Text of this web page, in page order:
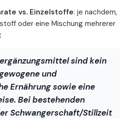
vs. Einzelstoffe: je nachdem,
oder eine Mischung mehrerer
sind kein
und
Ernährung sowie eine
Bei bestehenden
Schwangerschaft/Stillzeit